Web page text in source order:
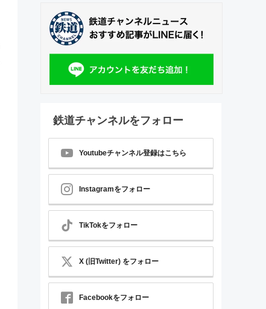
鉄道チャンネルをフォロー
Youtubeチャンネル登録はこちら
Instagramをフォロー
TikTokをフォロー
X (旧Twitter) をフォロー
Facebookをフォロー